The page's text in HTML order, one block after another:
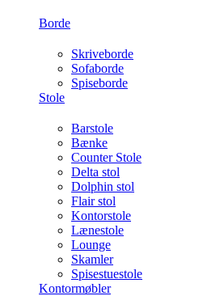
Borde
Skriveborde
Sofaborde
Spiseborde
Stole
Barstole
Bænke
Counter Stole
Delta stol
Dolphin stol
Flair stol
Kontorstole
Lænestole
Lounge
Skamler
Spisestuestole
Kontormøbler